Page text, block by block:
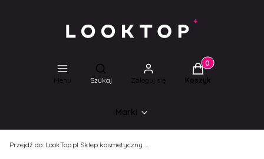
Menu
Otwórz wyszukiwarkę
Szukaj Zaloguj się
Produkty w
Koszyk
Marki
Przejdź do: LookTop.pl Sklep kosmetyczny dla wyjątkowych kobiet!